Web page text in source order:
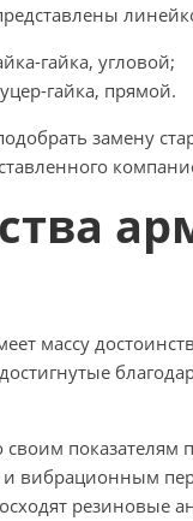
гайка, угловой;
гайка, прямой.
замену
массу
своим
вибрационным
резиновые